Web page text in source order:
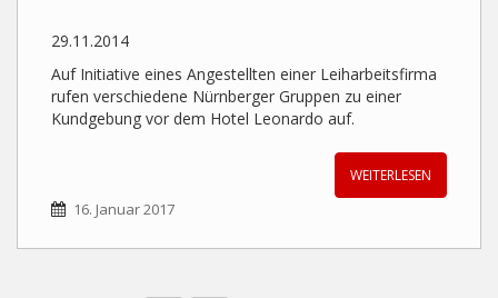
29.11.2014
Auf Initiative eines Angestellten einer Leiharbeitsfirma
rufen verschiedene Nürnberger Gruppen zu einer
Kundgebung vor dem Hotel Leonardo auf.
WEITERLESEN
16. Januar 2017